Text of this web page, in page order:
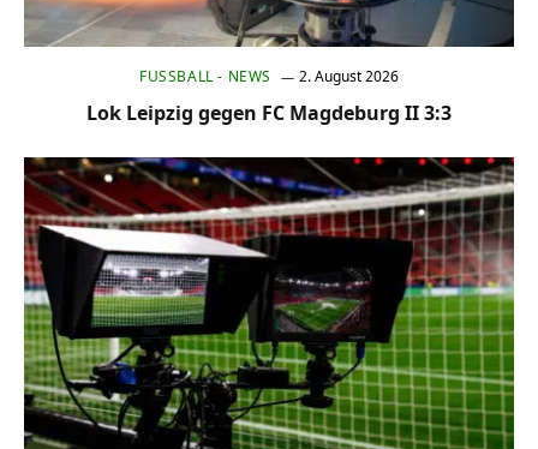
FUSSBALL - NEWS 2. August 2026
Lok Leipzig gegen FC Magdeburg II 3:3